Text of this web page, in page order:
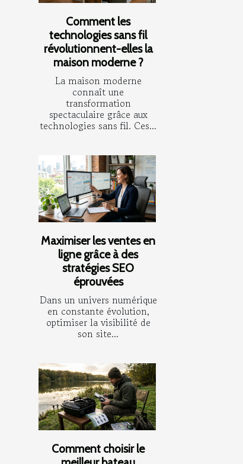
Comment les
technologies sans fil
révolutionnent-elles la
maison moderne ?
La maison moderne
connaît une
transformation
spectaculaire grâce aux
technologies sans fil. Ces...
Maximiser les ventes en
ligne grâce à des
stratégies SEO
éprouvées
Dans un univers numérique
en constante évolution,
optimiser la visibilité de
son site...
Comment choisir le